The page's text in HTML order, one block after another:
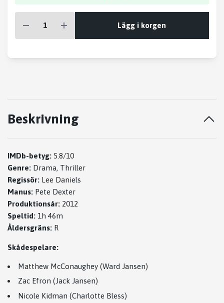
Lägg i korgen
Beskrivning
IMDb-betyg: 5.8/10
Genre: Drama, Thriller
Regissör: Lee Daniels
Manus: Pete Dexter
Produktionsår: 2012
Speltid: 1h 46m
Åldersgräns: R
Skådespelare:
Matthew McConaughey (Ward Jansen)
Zac Efron (Jack Jansen)
Nicole Kidman (Charlotte Bless)